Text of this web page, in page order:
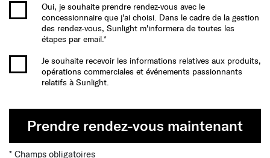
Oui, je souhaite prendre rendez-vous avec le
concessionnaire que j'ai choisi. Dans le cadre de la gestion
des rendez-vous, Sunlight m'informera de toutes les
étapes par email.*
Je souhaite recevoir les informations relatives aux produits,
opérations commerciales et événements passionnants
relatifs à Sunlight.
Prendre rendez-vous maintenant
* Champs obligatoires